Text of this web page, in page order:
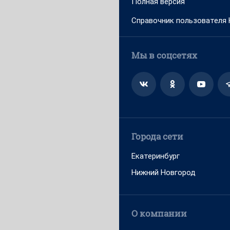
Справочник пользователя
Мы в соцсетях
Города сети
Екатеринбург
Нижний Новгород
О компании